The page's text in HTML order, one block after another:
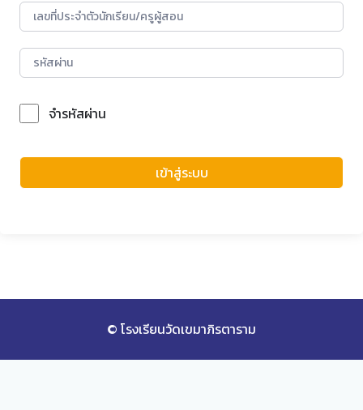
จำรหัสผ่าน
เข้าสู่ระบบ
© โรงเรียนวัดเขมาภิรตาราม